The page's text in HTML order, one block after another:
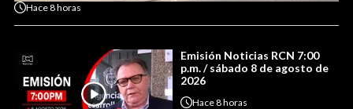
Hace8 horas
Emisión Noticias RCN 7:00
p.m. / sábado 8 de agosto de
2026
Hace8 horas